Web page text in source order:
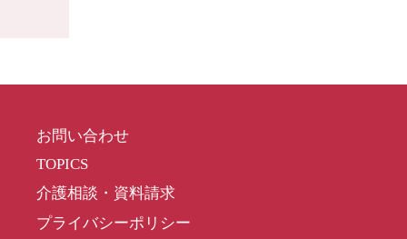
お問い合わせ
TOPICS
介護相談・資料請求
プライバシーポリシー